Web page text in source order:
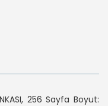
256 Sayfa Boyut: